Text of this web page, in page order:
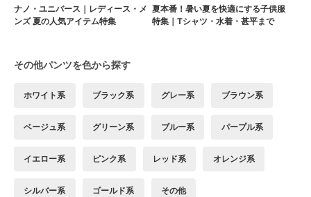
ナノ・ユニバース｜レディース・メ
ンズ 夏の人気アイテム特集
夏本番！暑い夏を快適にする子供服
特集｜Tシャツ・水着・甚平まで
その他パンツを色から探す
ホワイト系 ブラック系 グレー系 ブラウン系
ベージュ系 グリーン系 ブルー系 パープル系
イエロー系 ピンク系 レッド系 オレンジ系
シルバー系 ゴールド系 その他